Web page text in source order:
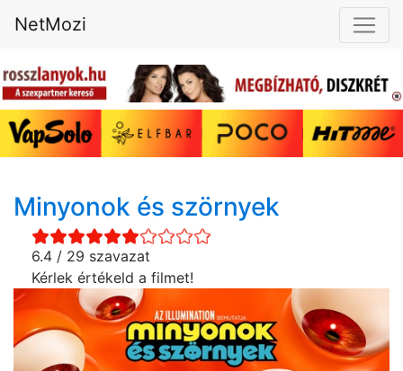
NetMozi
Minyonok és szörnyek
6.4 / 29 szavazat
Kérlek értékeld a filmet!